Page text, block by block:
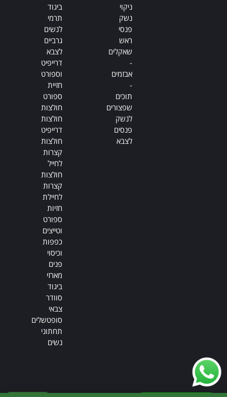
ניקוי
נשק
פנסי
ראש
שאקלים
-
אבזמים
-
תוכים
שפצורים
לנשק
פנסים
לצבא
ביגוד
תרמי
לנשים
גרביים
לצבא
דרייפיט
וספורט
חזיית
ספורט
חולצות
חולצות
דרייפיט
חולצות
קצרות
לחייל
חולצות
קצרות
לחיילת
חזיות
ספורט
וטייצים
כפפות
וכיסוי
פנים
מארזי
ביגוד
סוודר
צבאי
סופטשלים
תחתוני
נשים